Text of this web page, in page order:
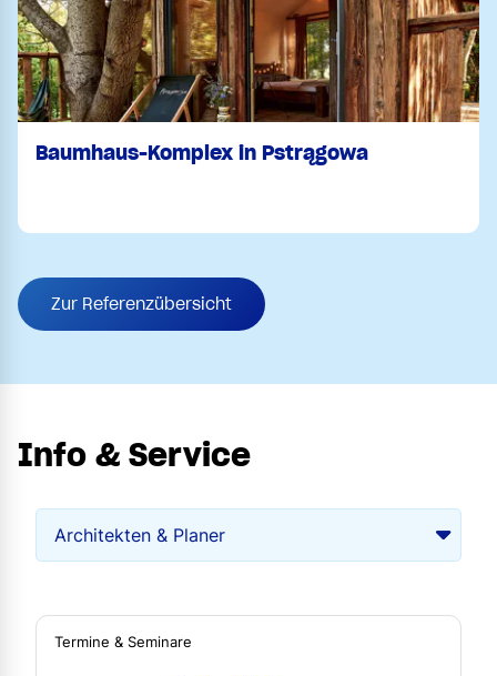
Baumhaus-Komplex in Pstrągowa
Zur Referenzübersicht
Info & Service
Termine & Seminare